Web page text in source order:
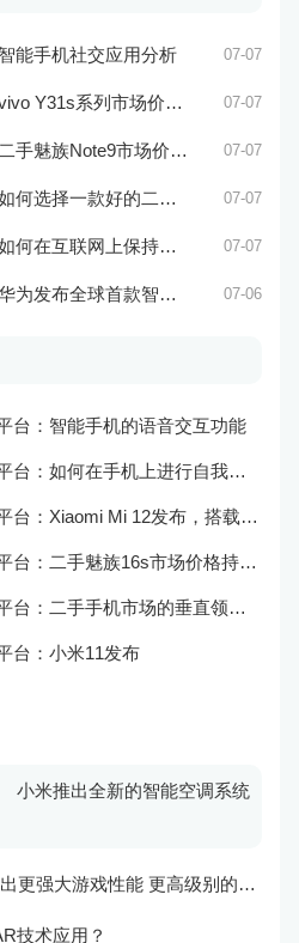
能手机社交应用分析 07-07
系列市场价格走势平稳 07-07
Note9市场价格持续下跌 07-07
一款好的二手手机应用？ 07-07
互联网上保持安全？ 07-07
球首款智能物业管理系统 07-06
台：智能手机的语音交互功能
忠机者手机专卖平台：如何在手机上进行自我提升？
忠机者手机专卖平台：Xiaomi Mi 12发布，搭载更为出色的相机和处理器
忠机者手机专卖平台：二手魅族16s市场价格持续波动
忠机者手机专卖平台：二手手机市场的垂直领域拓展
台：小米11发布
小米推出全新的智能空调系统
OPPO Find Z2将推出更强大游戏性能 更高级别的音频技术
技术应用？